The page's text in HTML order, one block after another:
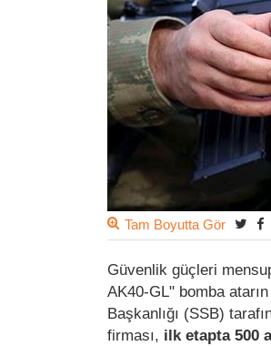
Tam Boyutta Gör
Güvenlik güçleri
AK40-GL" bomba
Başkanlığı (SSB)
firması, ilk etapta 500